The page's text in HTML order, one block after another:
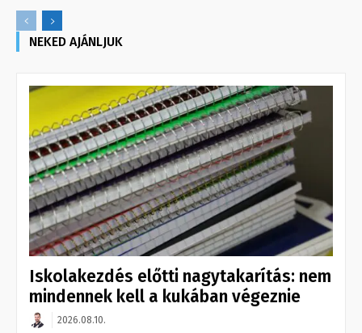
NEKED AJÁNLJUK
Iskolakezdés előtti nagytakarítás: nem
mindennek kell a kukában végeznie
2026.08.10.